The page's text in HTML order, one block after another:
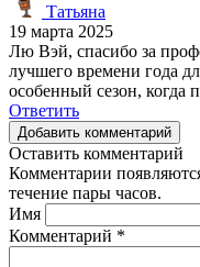
Татьяна
19 марта 2025
Лю Вэй, спасибо за
лучшего времени года
особенный сезон, когда
Ответить
Добавить комментарий
Оставить комментарий
Комментарии
течение пары часов.
Имя
Комментарий *